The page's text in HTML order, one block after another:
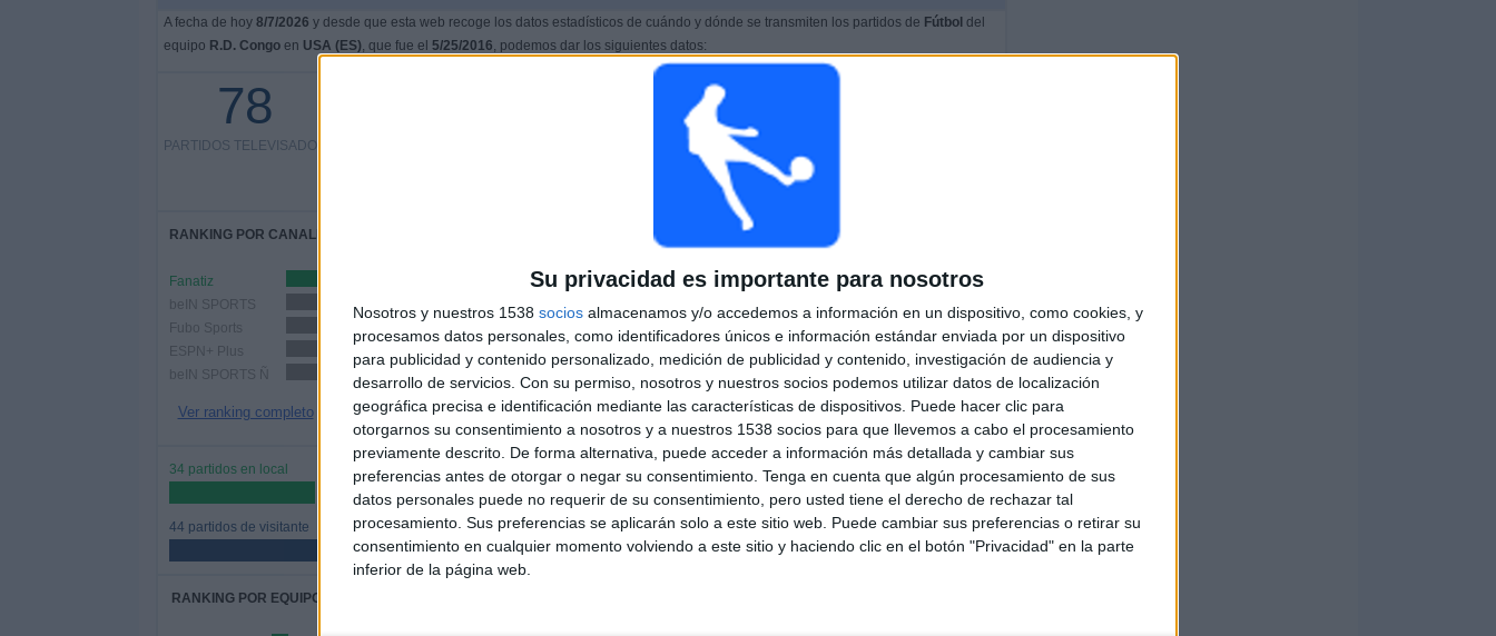
Su privacidad es importante para nosotros
Nosotros y nuestros 1538 socios almacenamos y/o accedemos a información en un dispositivo, como cookies, y
procesamos datos personales, como identificadores únicos e información estándar enviada por un dispositivo
para publicidad y contenido personalizado, medición de publicidad y contenido, investigación de audiencia y
desarrollo de servicios. Con su permiso, nosotros y nuestros socios podemos utilizar datos de localización
geográfica precisa e identificación mediante las características de dispositivos. Puede hacer clic para
otorgarnos su consentimiento a nosotros y a nuestros 1538 socios para que llevemos a cabo el procesamiento
previamente descrito. De forma alternativa, puede acceder a información más detallada y cambiar sus
preferencias antes de otorgar o negar su consentimiento. Tenga en cuenta que algún procesamiento de sus
datos personales puede no requerir de su consentimiento, pero usted tiene el derecho de rechazar tal
procesamiento. Sus preferencias se aplicarán solo a este sitio web. Puede cambiar sus preferencias o retirar su
consentimiento en cualquier momento volviendo a este sitio y haciendo clic en el botón "Privacidad" en la parte
inferior de la página web.
A fecha de hoy 8/7/2026 y desde que esta web recoge los datos estadísticos de cuándo y dónde se transmiten los partidos de Fútbol del
equipo R.D. Congoen USA (ES), que fue el 5/25/2016, podemos dar los siguientes datos:
78
PARTIDOS TELEVISADOS
Tailandia - R.D. Congo
4/15/2026 FIFA Women's Series por FIFA+,
RANKING POR CANALES
Fanatiz
beIN SPORTS
24 (30.77%)
Fubo Sports
ESPN+ Plus
beIN SPORTS Ñ
12 (15.38%)
Ver ranking completo
34
CANALES TV
113
SIN PARTIDO
11
CONSECUTIVOS
34 partidos en local
43.59%
44 partidos de visitante
56.41%
TOTAL
40
RIVALES
MÁXIMO
6
VS Marruecos
TOTAL
9
COMPETICIONES
RANKING POR EQUIPOS